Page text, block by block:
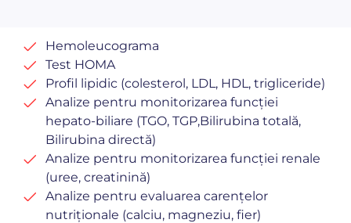
Hemoleucograma
Test HOMA
Profil lipidic (colesterol, LDL, HDL, trigliceride)
Analize pentru monitorizarea funcției
hepato-biliare (TGO, TGP,Bilirubina totală,
Bilirubina directă)
Analize pentru monitorizarea funcției renale
(uree, creatinină)
Analize pentru evaluarea carențelor
nutriționale (calciu, magneziu, fier)